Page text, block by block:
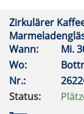
Zirkulärer
Wann:
Mi.
Wo:
Nr.:
Status: